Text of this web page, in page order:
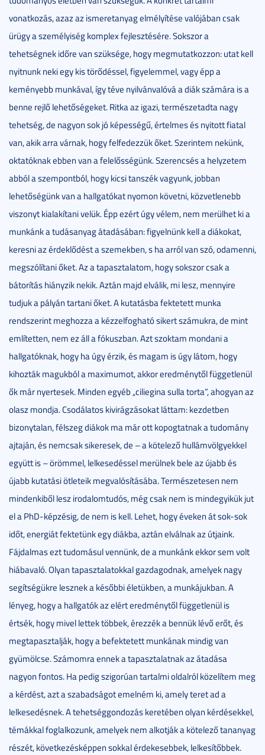
vonatkozás, azaz az ismeretanyag elmélyítése valójában csak
ürügy a személyiség komplex fejlesztésére. Sokszor a
tehetségnek időre van szüksége, hogy megmutatkozzon: utat kell
nyitnunk neki egy kis törődéssel, figyelemmel, vagy épp a
keményebb munkával, így téve nyilvánvalóvá a diák számára is a
benne rejlő lehetőségeket. Ritka az igazi, természetadta nagy
tehetség, de nagyon sok jó képességű, értelmes és nyitott fiatal
van, akik arra várnak, hogy felfedezzük őket. Szerintem nekünk,
oktatóknak ebben van a felelősségünk. Szerencsés a helyzetem
abból a szempontból, hogy kicsi tanszék vagyunk, jobban
lehetőségünk van a hallgatókat nyomon követni, közvetlenebb
viszonyt kialakítani velük. Épp ezért úgy vélem, nem merülhet ki a
munkánk a tudásanyag átadásában: figyelnünk kell a diákokat,
keresni az érdeklődést a szemekben, s ha arról van szó, odamenni,
megszólítani őket. Az a tapasztalatom, hogy sokszor csak a
bátorítás hiányzik nekik. Aztán majd elválik, mi lesz, mennyire
tudjuk a pályán tartani őket. A kutatásba fektetett munka
rendszerint meghozza a kézzelfogható sikert számukra, de mint
említetten, nem ez áll a fókuszban. Azt szoktam mondani a
hallgatóknak, hogy ha úgy érzik, és magam is úgy látom, hogy
kihozták magukból a maximumot, akkor eredménytől függetlenül
ők már nyertesek. Minden egyéb „ciliegina sulla torta”, ahogyan az
olasz mondja. Csodálatos kivirágzásokat láttam: kezdetben
bizonytalan, félszeg diákok ma már ott kopogtatnak a tudomány
ajtaján, és nemcsak sikeresek, de – a kötelező hullámvölgyekkel
együtt is – örömmel, lelkesedéssel merülnek bele az újabb és
újabb kutatási ötleteik megvalósításába. Természetesen nem
mindenkiből lesz irodalomtudós, még csak nem is mindegyikük jut
el a PhD-képzésig, de nem is kell. Lehet, hogy éveken át sok-sok
időt, energiát fektetünk egy diákba, aztán elválnak az útjaink.
Fájdalmas ezt tudomásul vennünk, de a munkánk ekkor sem volt
hiábavaló. Olyan tapasztalatokkal gazdagodnak, amelyek nagy
segítségükre lesznek a későbbi életükben, a munkájukban. A
lényeg, hogy a hallgatók az elért eredménytől függetlenül is
értsék, hogy mivel lettek többek, érezzék a bennük lévő erőt, és
megtapasztalják, hogy a befektetett munkának mindig van
gyümölcse. Számomra ennek a tapasztalatnak az átadása
nagyon fontos. Ha pedig szigorúan tartalmi oldalról közelítem meg
a kérdést, azt a szabadságot emelném ki, amely teret ad a
lelkesedésnek. A tehetséggondozás keretében olyan kérdésekkel,
témákkal foglalkozunk, amelyek nem alkotják a kötelező tananyag
részét, következésképpen sokkal érdekesebbek, lelkesítőbbek.